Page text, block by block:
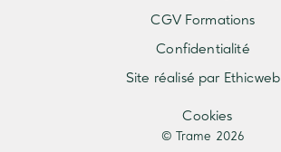
© Trame 2026
Cookies
CGV Formations
Confidentialité
Site réalisé par Ethicweb